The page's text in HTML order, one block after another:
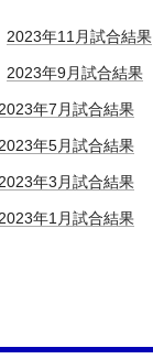
2023年11月試合結果
2023年9月試合結果
2023年7月試合結果
2023年5月試合結果
2023年3月試合結果
2023年1月試合結果